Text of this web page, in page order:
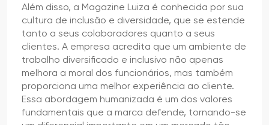
Além disso, a Magazine Luiza é conhecida por sua
cultura de inclusão e diversidade, que se estende
tanto a seus colaboradores quanto a seus
clientes. A empresa acredita que um ambiente de
trabalho diversificado e inclusivo não apenas
melhora a moral dos funcionários, mas também
proporciona uma melhor experiência ao cliente.
Essa abordagem humanizada é um dos valores
fundamentais que a marca defende, tornando-se